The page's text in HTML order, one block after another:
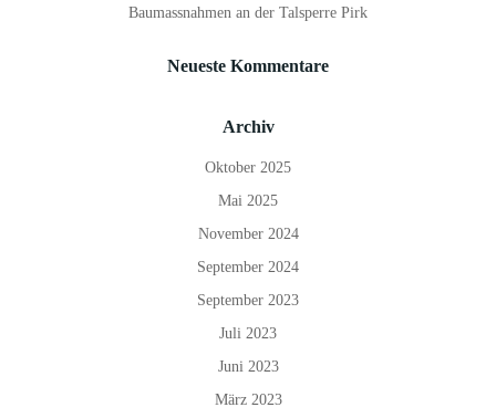
Baumassnahmen an der Talsperre Pirk
Neueste Kommentare
Archiv
Oktober 2025
Mai 2025
November 2024
September 2024
September 2023
Juli 2023
Juni 2023
März 2023